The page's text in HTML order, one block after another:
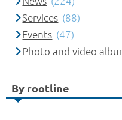
Services (88)
Events (47)
Photo and video
By rootline